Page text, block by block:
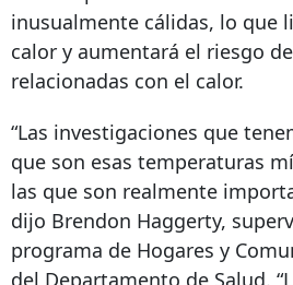
inusualmente cálidas, lo que
calor y aumentará el riesgo
relacionadas con el calor.
“Las investigaciones que
que son esas temperaturas
las que son realmente
dijo Brendon Haggerty,
programa de Hogares y
del Departamento de Salud.